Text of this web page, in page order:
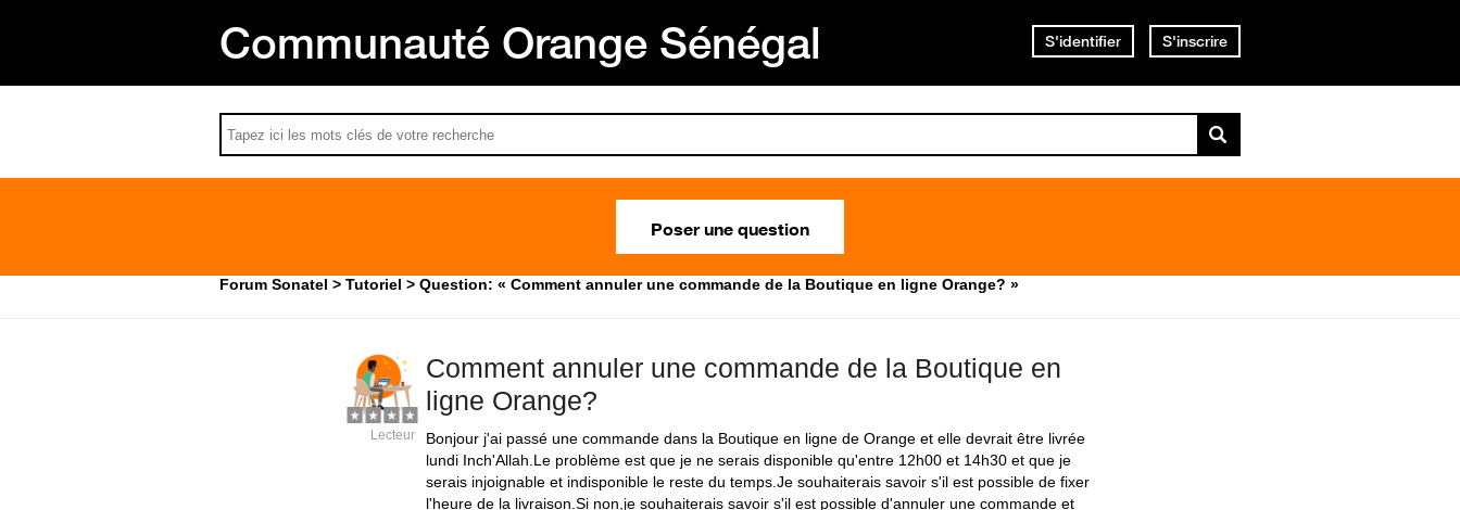
Communauté Orange Sénégal S'identifier S'inscrire
Poser une question
Forum Sonatel Tutoriel Question: « Comment annuler une commande de la Boutique en ligne Orange? »
Comment annuler une commande de la Boutique en
ligne Orange?
Bonjour j'ai passé une commande dans la Boutique en ligne de Orange et elle devrait être livrée
lundi Inch'Allah.Le problème est que je ne serais disponible qu'entre 12h00 et 14h30 et que je
serais injoignable et indisponible le reste du temps.Je souhaiterais savoir s'il est possible de fixer
l'heure de la livraison.Si non,je souhaiterais savoir s'il est possible d'annuler une commande et
Lecteur